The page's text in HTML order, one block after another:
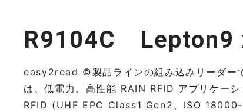
R9104C Lepton9
easy2read ©製品ラインの組み込みリーダ
は、低電力、高性能 RAIN RFID アプリケー
RFID (UHF EPC Class1 Gen2、ISO 18000-